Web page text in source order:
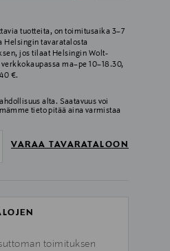
tuotteita, on toimitusaika 3–7
Helsingin tavaratalosta
jos tilaat Helsingin Wolt-
ma–pe 10–18.30,
€.
alta. Saatavuus voi
tieto pitää aina varmistaa
VARAA TAVARATALOON
toimituksen